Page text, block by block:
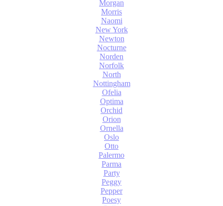
Morgan
Morris
Naomi
New York
Newton
Nocturne
Norden
Norfolk
North
Nottingham
Ofelia
Optima
Orchid
Orion
Ornella
Oslo
Otto
Palermo
Parma
Party
Peggy
Pepper
Poesy